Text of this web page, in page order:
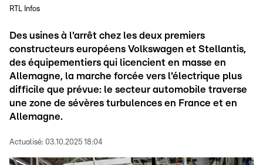
RTL Infos
Des usines à l'arrêt chez les deux premiers
constructeurs européens Volkswagen et Stellantis,
des équipementiers qui licencient en masse en
Allemagne, la marche forcée vers l'électrique plus
difficile que prévue: le secteur automobile traverse
une zone de sévères turbulences en France et en
Allemagne.
Actualisé: 03.10.2025 18:04